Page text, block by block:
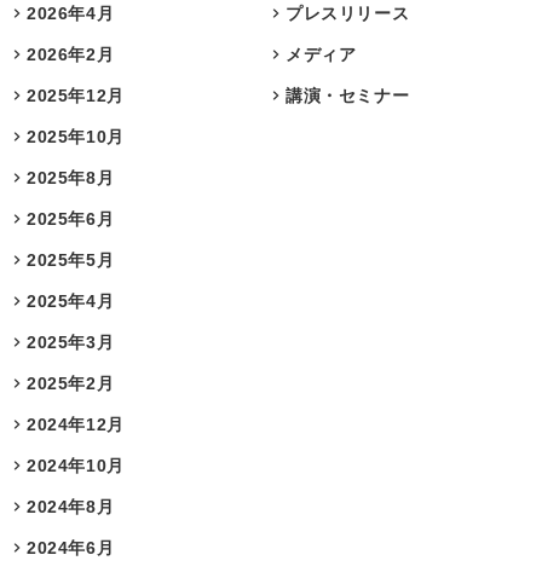
2026年4月
2026年2月
2025年12月
2025年10月
2025年8月
2025年6月
2025年5月
2025年4月
2025年3月
2025年2月
2024年12月
2024年10月
2024年8月
2024年6月
プレスリリース
メディア
講演・セミナー